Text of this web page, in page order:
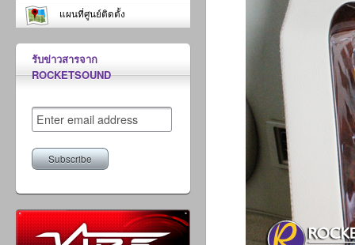
แผนที่ศูนย์ติดตั้ง
รับข่าวสารจาก
ROCKETSOUND